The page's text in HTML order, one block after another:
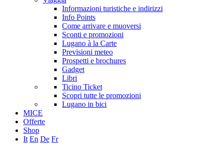
Informazioni turistiche e indirizzi
Info Points
Come arrivare e muoversi
Sconti e promozioni
Lugano à la Carte
Previsioni meteo
Prospetti e brochures
Gadget
Libri
Ticino Ticket
Scopri tutte le promozioni
Lugano in bici
MICE
Offerte
Shop
It En De Fr